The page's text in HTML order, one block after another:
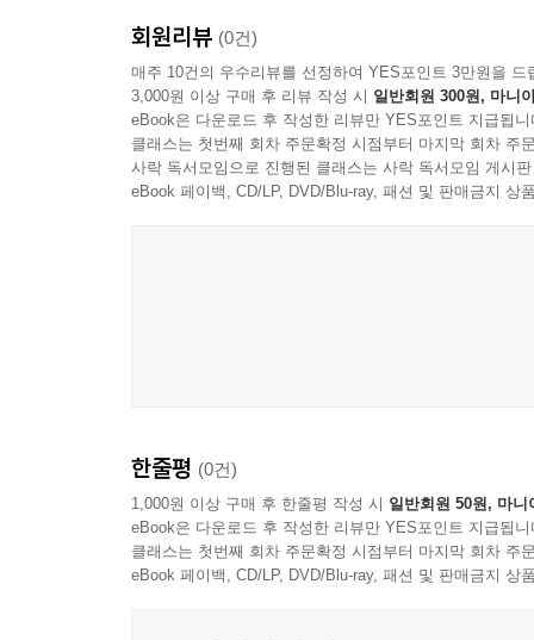
회원리뷰 (0건)
매주 10건의 우수리뷰를 선정하여 YES포인트 3만원을 드
3,000원 이상 구매 후 리뷰 작성 시 일반회원 300원, 마니
eBook은 다운로드 후 작성한 리뷰만 YES포인트 지급됩니
클래스는 첫번째 회차 주문확정 시점부터 마지막 회차 주
사락 독서모임으로 진행된 클래스는 사락 독서모임 게시
eBook 페이백, CD/LP, DVD/Blu-ray, 패션 및 판매금지 상
한줄평 (0건)
1,000원 이상 구매 후 한줄평 작성 시 일반회원 50원, 마니
eBook은 다운로드 후 작성한 리뷰만 YES포인트 지급됩니
클래스는 첫번째 회차 주문확정 시점부터 마지막 회차 주
eBook 페이백, CD/LP, DVD/Blu-ray, 패션 및 판매금지 상